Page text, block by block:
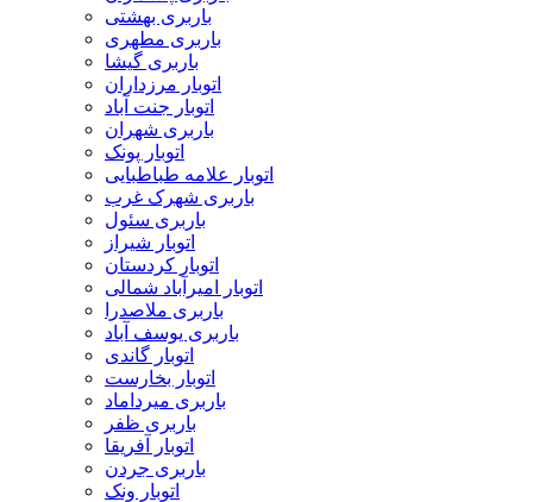
باربری بهشتی
باربری مطهری
باربری گیشا
اتوبار مرزداران
اتوبار جنت آباد
باربری شهران
اتوبار پونک
اتوبار علامه طباطبایی
باربری شهرک غرب
باربری سئول
اتوبار شیراز
اتوبار کردستان
اتوبار امیرآباد شمالی
باربری ملاصدرا
باربری یوسف آباد
اتوبار گاندی
اتوبار بخارست
باربری میرداماد
باربری ظفر
اتوبار آفریقا
باربری جردن
اتوبار ونک